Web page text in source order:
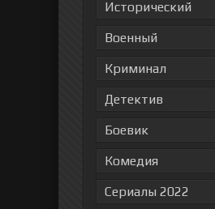
Исторический
Военный
Криминал
Детектив
Боевик
Комедия
Сериалы 2022